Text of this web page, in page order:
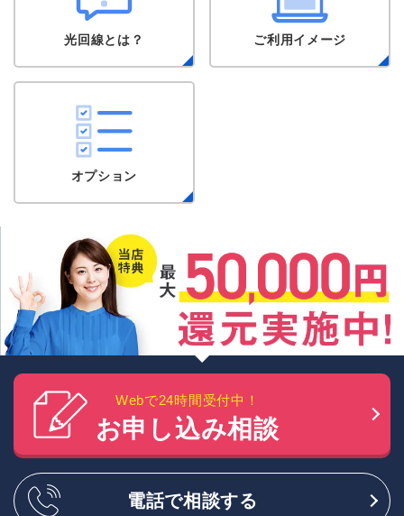
光回線とは？ ご利用イメージ
オプション
Webで24時間受付中！
お申し込み相談
電話で相談する